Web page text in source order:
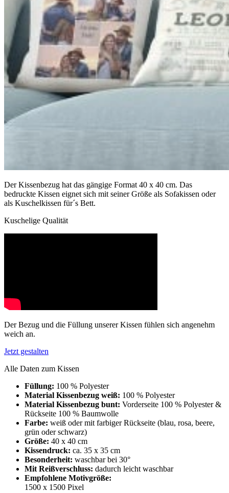
Der Kissenbezug hat das gängige Format 40 x 40 cm. Das
bedruckte Kissen eignet sich mit seiner Größe als Sofakissen oder
als Kuschelkissen für´s Bett.
Kuschelige Qualität
Der Bezug und die Füllung unserer Kissen fühlen sich angenehm
weich an.
Jetzt gestalten
Alle Daten zum Kissen
Füllung: 100 % Polyester
Material Kissenbezug weiß: 100 % Polyester
Material Kissenbezug bunt: Vorderseite 100 % Polyester &
Rückseite 100 % Baumwolle
Farbe: weiß oder mit farbiger Rückseite (blau, rosa, beere,
grün oder schwarz)
Größe: 40 x 40 cm
Kissendruck: ca. 35 x 35 cm
Besonderheit: waschbar bei 30°
Mit Reißverschluss: dadurch leicht waschbar
Empfohlene Motivgröße:
1500 x 1500 Pixel